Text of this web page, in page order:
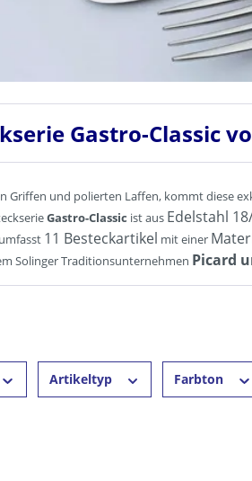
Gastro-Classic
Griffen und polierten Laffen, kommt diese
Gastro-Classic ist aus Edelstahl
11 Besteckartikel mit einer
Solinger Traditionsunternehmen Picard
Artikeltyp Farbton